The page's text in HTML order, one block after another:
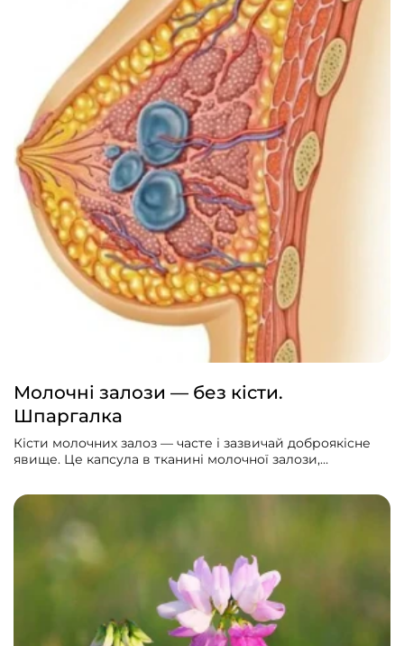
Молочні залози — без кісти.
Шпаргалка
Кісти молочних залоз — часте і зазвичай доброякісне
явище. Це капсула в тканині молочної залози,
фіброзно-кістозні зміни упродовж життя, лише 20% з
них мають симптоми.